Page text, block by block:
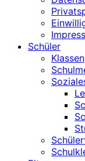
Schüler
Klassen